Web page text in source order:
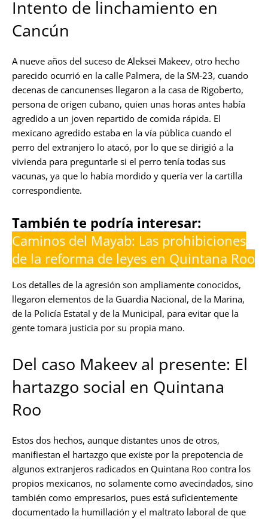
Intento de linchamiento en
Cancún
A nueve años del suceso de Aleksei Makeev, otro hecho
parecido ocurrió en la calle Palmera, de la SM-23, cuando
decenas de cancunenses llegaron a la casa de Rigoberto,
persona de origen cubano, quien unas horas antes había
agredido a un joven repartido de comida rápida. El
mexicano agredido estaba en la vía pública cuando el
perro del extranjero lo atacó, por lo que se dirigió a la
vivienda para preguntarle si el perro tenía todas sus
vacunas, ya que lo había mordido y quería ver la cartilla
correspondiente.
También te podría interesar:
Caminos del Mayab: Las prohibiciones
de la reforma de leyes en Quintana Roo
Los detalles de la agresión son ampliamente conocidos,
llegaron elementos de la Guardia Nacional, de la Marina,
de la Policía Estatal y de la Municipal, para evitar que la
gente tomara justicia por su propia mano.
Del caso Makeev al presente: El
hartazgo social en Quintana
Roo
Estos dos hechos, aunque distantes unos de otros,
manifiestan el hartazgo que existe por la prepotencia de
algunos extranjeros radicados en Quintana Roo contra los
propios mexicanos, no solamente como avecindados, sino
también como empresarios, pues está suficientemente
documentado la humillación y el maltrato laboral de que